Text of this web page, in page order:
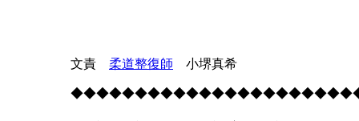
文責 柔道整復師 小堺真希